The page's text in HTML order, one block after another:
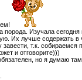
порода. Изучала
Их лучше содержать
т.к. собираемся
и отговорите)))
но я думаю